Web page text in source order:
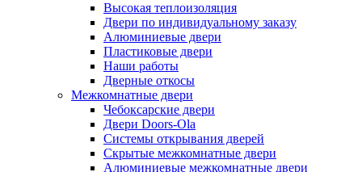
Высокая теплоизоляция
Двери по индивидуальному заказу
Алюминиевые двери
Пластиковые двери
Наши работы
Дверные откосы
Межкомнатные двери
Чебоксарские двери
Двери Doors-Ola
Системы открывания дверей
Скрытые межкомнатные двери
Алюминиевые межкомнатные двери